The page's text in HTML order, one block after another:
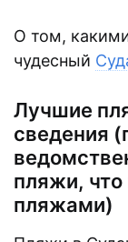
О том,
чудесный
Лучшие
сведения
пляжи, что
пляжами)